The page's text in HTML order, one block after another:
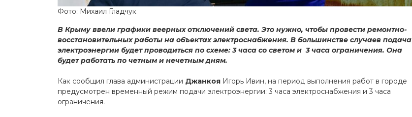
Фото: Михаил Гладчук
В Крыму ввели графики веерных отключений света. Это нужно, чтобы провести ремонтно-
восстановительных работы на объектах электроснабжения. В большинстве случаев подача
электроэнергии будет проводиться по схеме: 3 часа со светом и 3 часа ограничения. Она
будет работать по четным и нечетным дням.
Как сообщил глава администрации Джанкоя Игорь Ивин, на период выполнения работ в городе
предусмотрен временный режим подачи электроэнергии: 3 часа электроснабжения и 3 часа
ограничения.